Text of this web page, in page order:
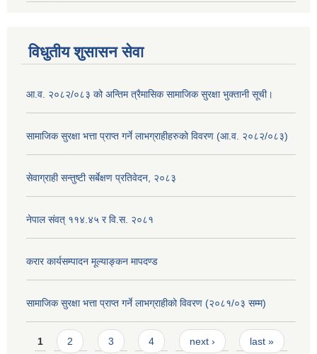
विधुतीय शुसासन सेवा
आ.व. २०८२/०८३ को अन्तिम त्रैमासिक सामाजिक सुरक्षा भुक्तानी सूची।
सामाजिक सुरक्षा भत्ता प्राप्त गर्ने लाभग्राहीहरुको विवरण (आ.व. २०८२/०८३)
सेवाग्राही सन्तुष्टी सर्बेक्षण प्रतिवेदन, २०८३
नेपाल संवत् ११४.४५ र वि.स. २०८१
करार कार्यसम्पादन मूल्याङ्कन मापदण्ड
सामाजिक सुरक्षा भत्ता प्राप्त गर्ने लाभग्राहीको विवरण (२०८१/०३ सम्म)
Pages
1 2 3 4 next › last »